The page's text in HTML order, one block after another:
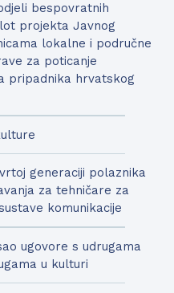
bespovratnih
projekta Javnog
lokalne i područne
za poticanje
pripadnika hrvatskog
generaciji polaznika
za tehničare za
komunikacije
ugovore s udrugama
u kulturi